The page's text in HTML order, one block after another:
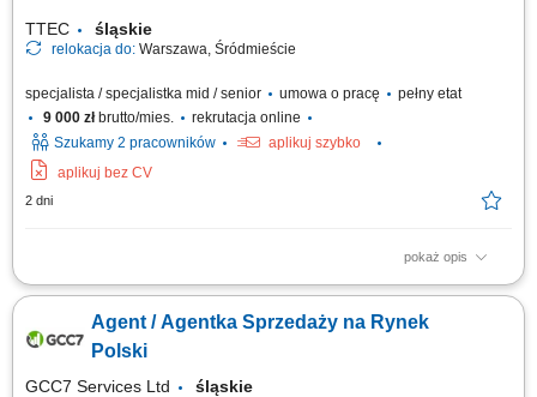
TTEC śląskie
relokacja do: Warszawa, Śródmieście
specjalista / specjalistka mid / senior umowa o pracę
pełny etat
9 000 złbrutto/mies.
rekrutacja online
Szukamy 2 pracowników
aplikuj szybko
aplikuj bez CV
2 dni
pokaż opis
As a Sales Representative (Presales) with German – Hybrid, working on
#experienceTTEC Our employees have spoken. Our purpose, team, and
company culture are amazing and our Great Place to Work® certification
Agent / Agentka Sprzedaży na Rynek
Polski
GCC7 Services Ltd śląskie